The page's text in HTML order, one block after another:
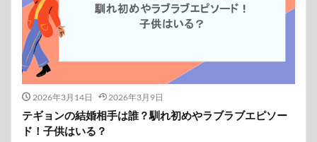
2026年3月14日 2026年3月9日
テギョンの結婚相手は誰？馴れ初めやラブラブエピソー
ド！子供はいる？